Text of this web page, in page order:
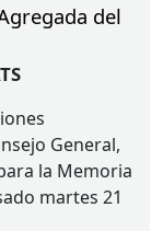
del
General,
la Memoria
martes 21